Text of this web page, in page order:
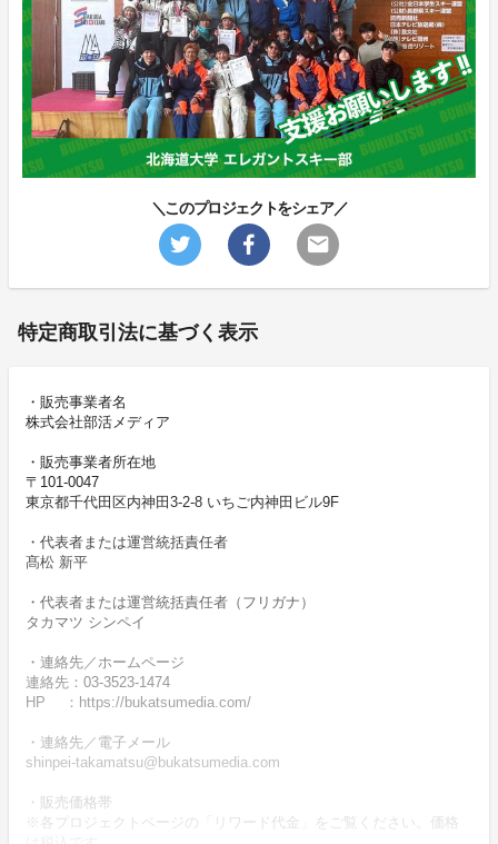
＼このプロジェクトをシェア／
特定商取引法に基づく表示
・販売事業者名
株式会社部活メディア
・販売事業者所在地
〒101-0047
東京都千代田区内神田3-2-8 いちご内神田ビル9F
・代表者または運営統括責任者
髙松 新平
・代表者または運営統括責任者（フリガナ）
タカマツ シンペイ
・連絡先／ホームページ
連絡先：03-3523-1474
HP ：https://bukatsumedia.com/
・連絡先／電子メール
shinpei-takamatsu@bukatsumedia.com
・販売価格帯
※各プロジェクトページの「リワード代金」をご覧ください。価格